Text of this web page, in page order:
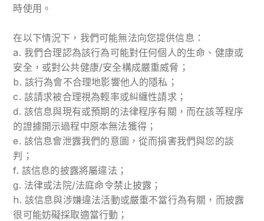
時使用。
在以下情況下，我們可能無法向您提供信息：
a. 我們合理認為該行為可能對任何個人的生命、健康或
安全，或對公共健康/安全構成嚴重威脅；
b. 該行為會不合理地影響他人的隱私；
c. 該請求被合理視為輕率或糾纏性請求；
d. 該信息與現有或預期的法律程序有關，而在該等程序
的證據開示過程中原本無法獲得；
e. 該信息會泄露我們的意圖，從而損害我們與您的談
判；
f. 該信息的披露將屬違法；
g. 法律或法院/法庭命令禁止披露；
h. 該信息與涉嫌違法活動或嚴重不當行為有關，而披露
很可能妨礙採取適當行動；